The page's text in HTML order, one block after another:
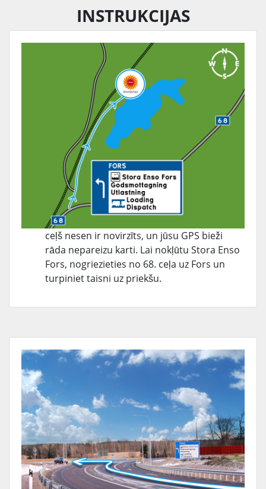
INSTRUKCIJAS
ceļš nesen ir novirzīts, un jūsu GPS bieži
rāda nepareizu karti. Lai nokļūtu Stora Enso
Fors, nogriezieties no 68. ceļa uz Fors un
turpiniet taisni uz priekšu.